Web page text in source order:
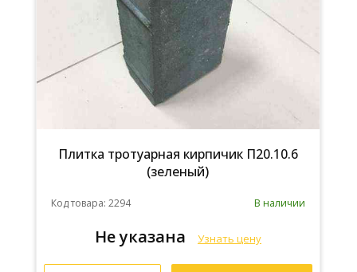
Плитка тротуарная кирпичик П20.10.6
(зеленый)
Код товара: 2294 В наличии
Не указана Узнать цену